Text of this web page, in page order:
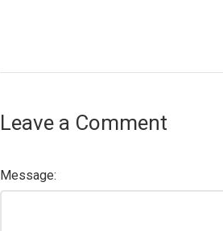
Leave a Comment
Message: